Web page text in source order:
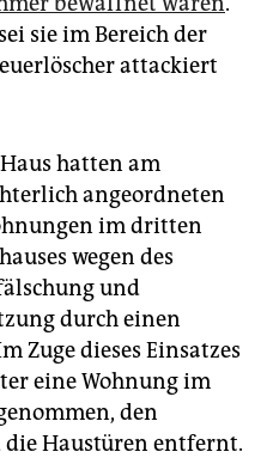
sie im Bereich der
attackiert
hatten am
angeordneten
im dritten
wegen des
und
durch einen
Zuge dieses Einsatzes
eine Wohnung im
den
Haustüren entfernt.